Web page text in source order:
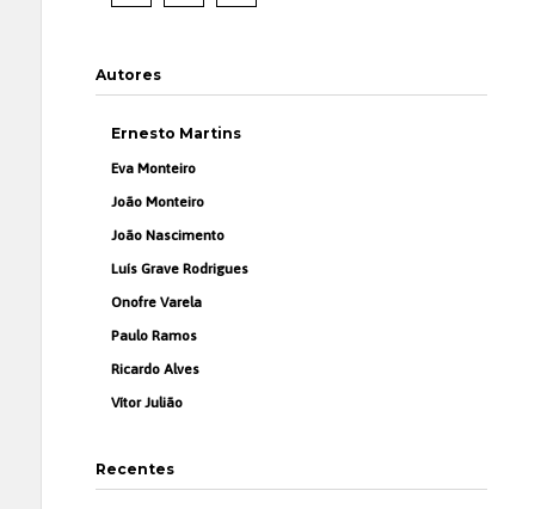
Autores
Ernesto Martins
Eva Monteiro
João Monteiro
João Nascimento
Luís Grave Rodrigues
Onofre Varela
Paulo Ramos
Ricardo Alves
Vítor Julião
Recentes